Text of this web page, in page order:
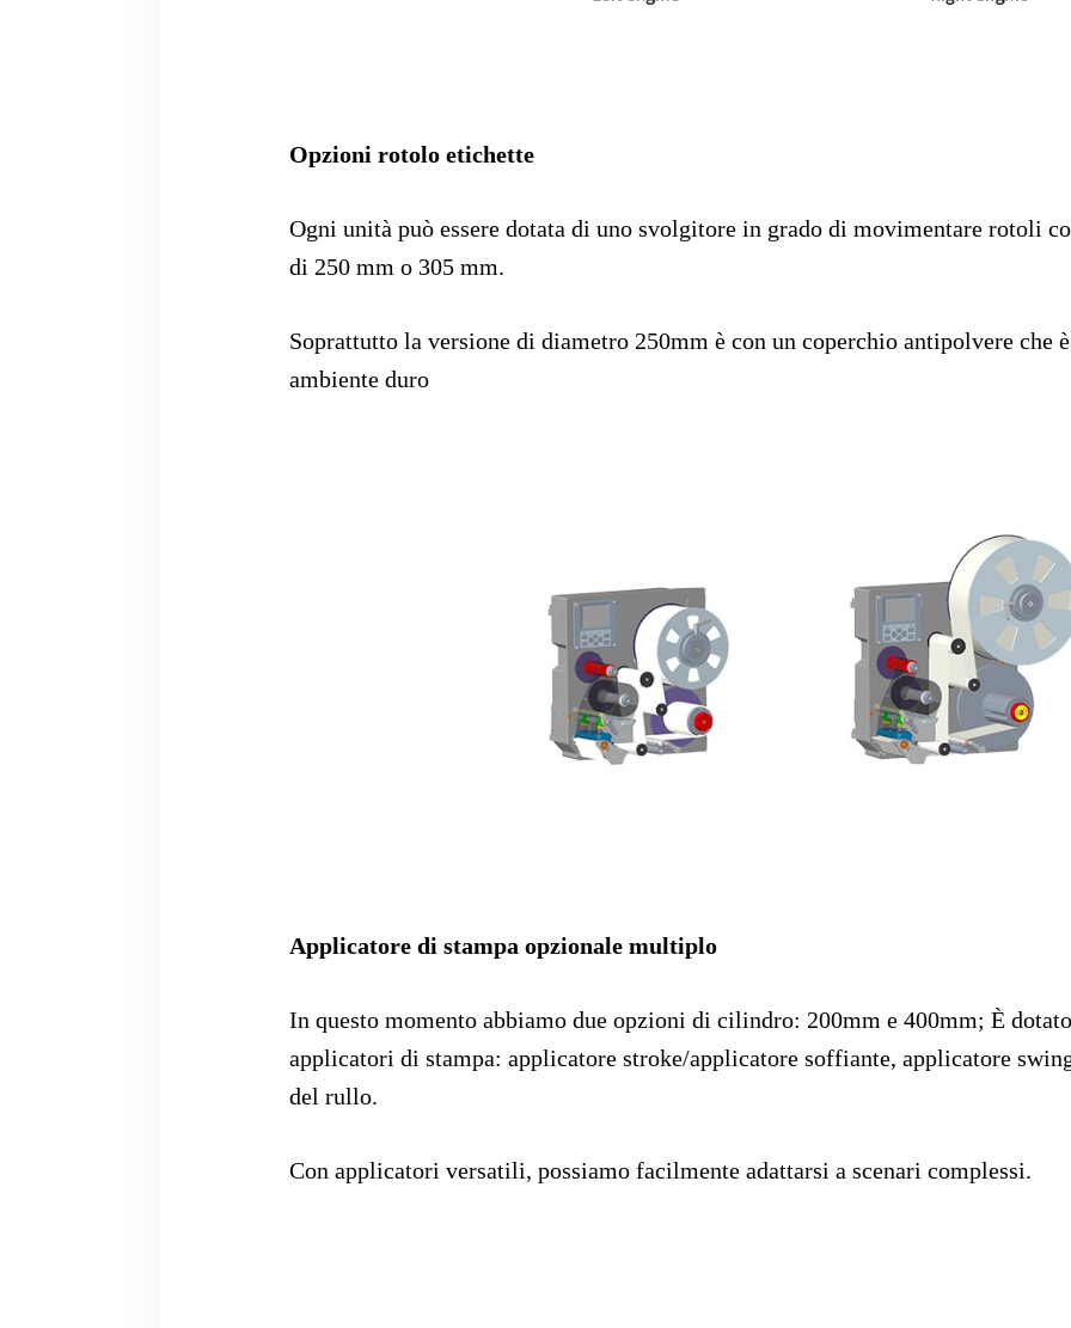
Opzioni rotolo etichette
Ogni unità può essere dotata di uno svolgitore in grado di movimentare rotoli
di 250 mm o 305 mm.
Soprattutto la versione di diametro 250mm è con un coperchio antipolvere che
ambiente duro
Applicatore di stampa opzionale multiplo
In questo momento abbiamo due opzioni di cilindro: 200mm e 400mm; È
applicatori di stampa: applicatore stroke/applicatore soffiante, applicatore
del rullo.
Con applicatori versatili, possiamo facilmente adattarsi a scenari complessi.